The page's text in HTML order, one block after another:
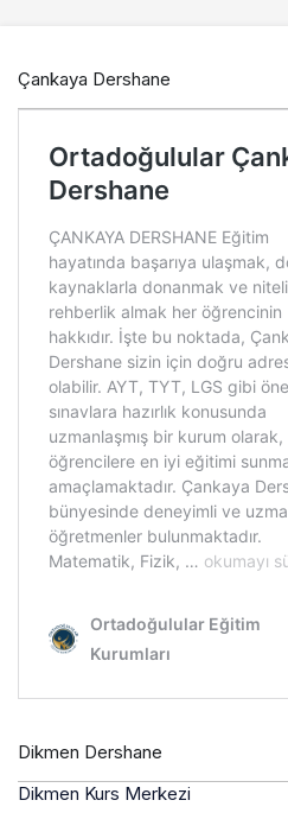
Çankaya Dershane
Dikmen Dershane
Dikmen Kurs Merkezi